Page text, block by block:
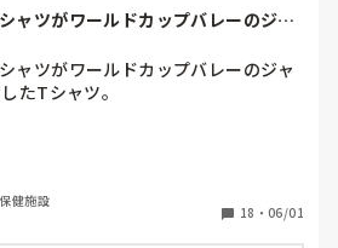
ャツがワールドカップバレーのジャ
ャツがワールドカップバレーのジャ
たTシャツ。
めて好きなTシャツを着て介助しよ
達で私はリフト浴の介助をしている
と言われ「そうでしょ？去年のバ
で好きなアイドル達が応援してて、グ
健施設
18 ・ 06/01